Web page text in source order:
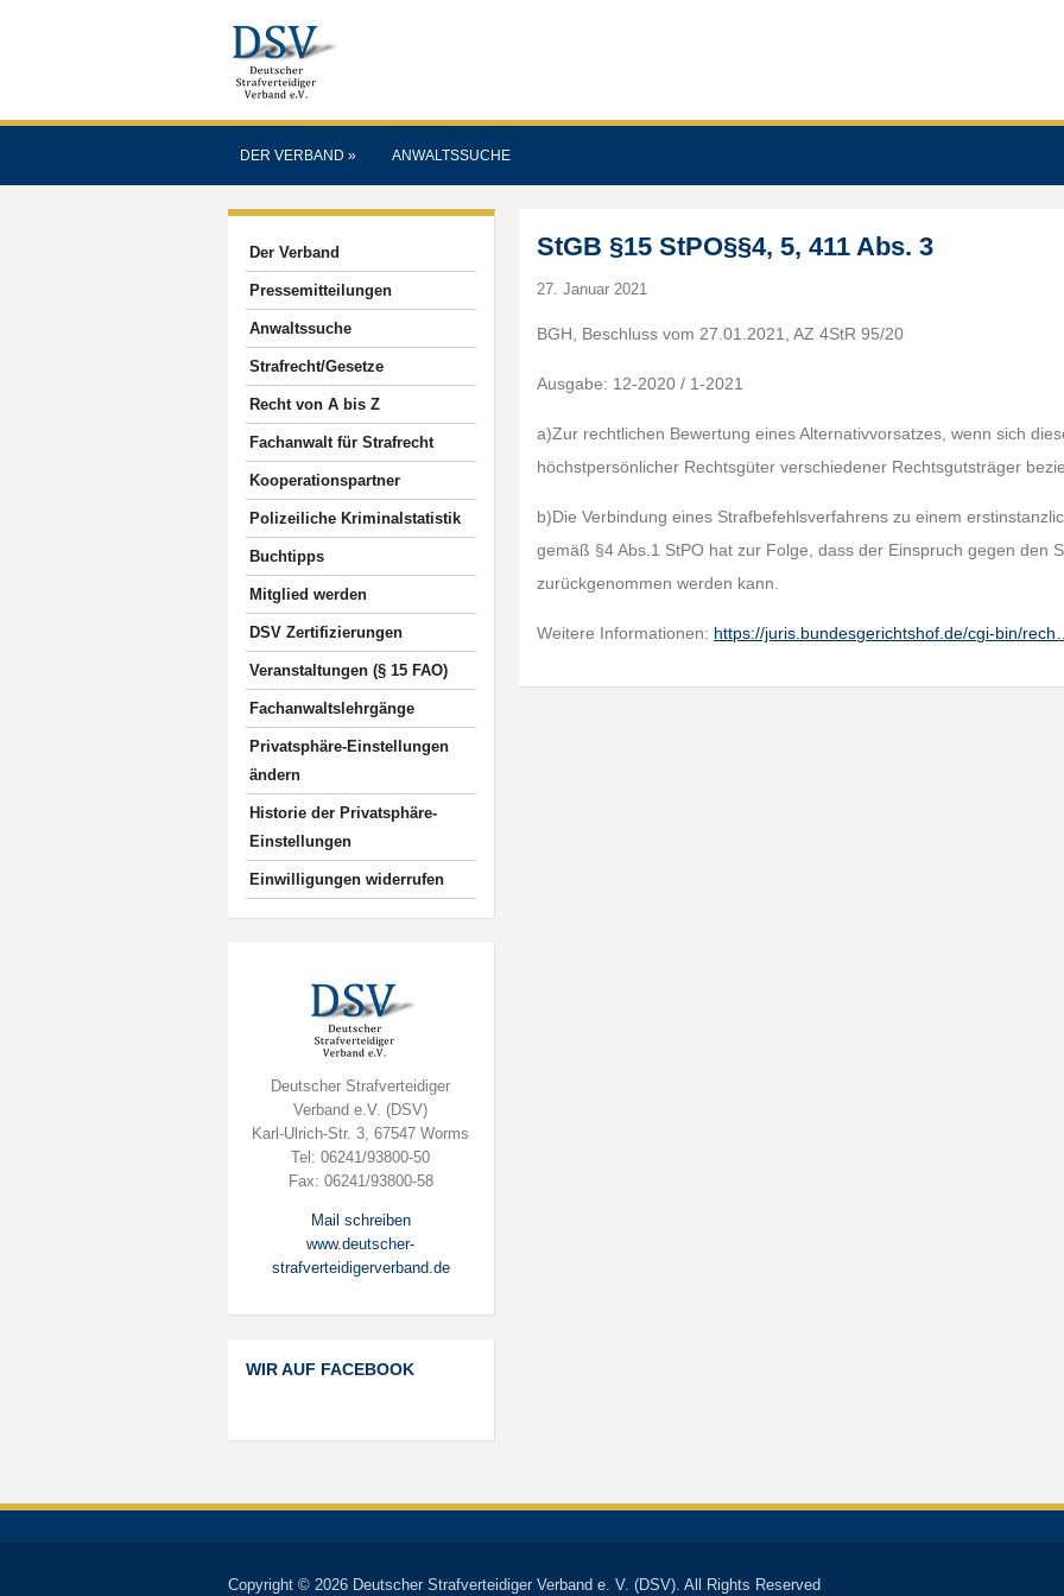
DER VERBAND » ANWALTSSUCHE
Der Verband
Pressemitteilungen
Anwaltssuche
Strafrecht/Gesetze
Recht von A bis Z
Fachanwalt für Strafrecht
Kooperationspartner
Polizeiliche Kriminalstatistik
Buchtipps
Mitglied werden
DSV Zertifizierungen
Veranstaltungen (§ 15 FAO)
Fachanwaltslehrgänge
Privatsphäre-Einstellungen
ändern
Historie der Privatsphäre-
Einstellungen
Einwilligungen widerrufen
Deutscher Strafverteidiger
Verband e.V. (DSV)
Karl-Ulrich-Str. 3, 67547 Worms
Tel: 06241/93800-50
Fax: 06241/93800-58
Mail schreiben
www.deutscher-
strafverteidigerverband.de
WIR AUF FACEBOOK
StGB §15 StPO§§4, 5, 411 Abs. 3
27. Januar 2021
BGH, Beschluss vom 27.01.2021, AZ 4StR 95/20
Ausgabe: 12-2020 / 1-2021
a)Zur rechtlichen Bewertung eines Alternativvorsatzes, wenn sich
höchstpersönlicher Rechtsgüter verschiedener Rechtsgutsträger
b)Die Verbindung eines Strafbefehlsverfahrens zu einem
gemäß §4 Abs.1 StPO hat zur Folge, dass der Einspruch gegen den
zurückgenommen werden kann.
Weitere Informationen: https://juris.bundesgerichtshof.de/cgi-bin/rech…
Copyright © 2026 Deutscher Strafverteidiger Verband e. V. (DSV). All Rights Reserved